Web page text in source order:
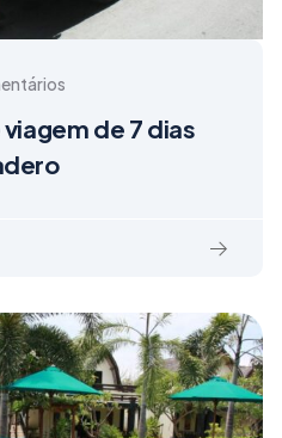
de 7 dias